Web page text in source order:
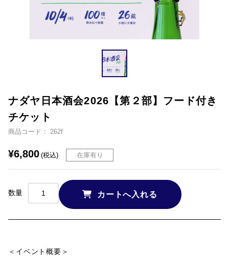
ナダヤ日本酒会2026【第２部】フード付き
チケット
商品コード： 262f
¥6,800 (税込) 在庫有り
数量
＜イベント概要＞